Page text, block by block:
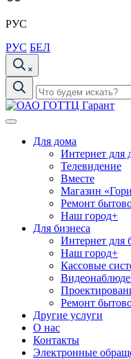
РУС
РУС БЕЛ
×
Для дома
Интернет для
Телевидение
Вместе
Магазин
Ремонт
Наш город+
Для бизнеса
Интернет для
Наш город+
Кассовые
Ремонт
Другие услуги
О нас
Контакты
Электронные